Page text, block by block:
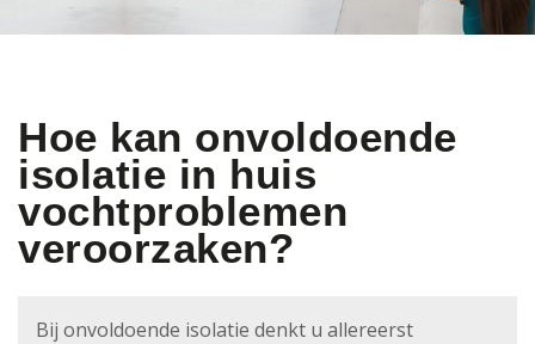
Hoe kan onvoldoende
isolatie in huis
vochtproblemen
veroorzaken?
Bij onvoldoende isolatie denkt u allereerst